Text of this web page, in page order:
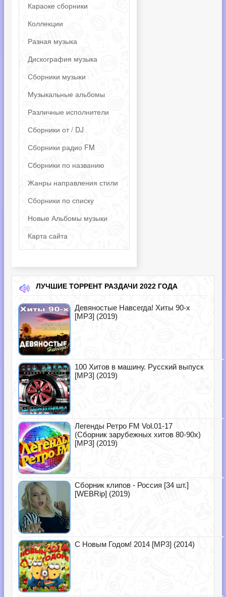
Караоке сборники
Коллекции
Разная музыка
Дискография музыка
Сборники музыки
Музыкальные альбомы
Различные исполнители
Сборники от / DJ
Сборники радио FM
Сборники по названию
Жанры направления стили
Сборники по списку
Новые Альбомы музыки
Карта сайта
ЛУЧШИЕ ТОРРЕНТ РАЗДАЧИ 2022 ГОДА
Девяностые Навсегда! Хиты 90-х
[MP3] (2019)
100 Хитов в машину. Русский выпуск
[MP3] (2019)
Легенды Ретро FM Vol.01-17
(Сборник зарубежных хитов 80-90х)
[MP3] (2019)
Сборник клипов - Россия [34 шт.]
[WEBRip] (2019)
С Новым Годом! 2014 [MP3] (2014)